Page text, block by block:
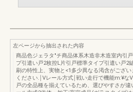
左ページから抽出された内容
商品色ジェラタ"チ商品体系木造非木造室内引
プ引遣い戸2枚控L片引戸標準タイプ引遣い戸2
刷の特性上、実物と<1多少異なる渇含がござ
ください.￨Vレール方式￨戦い走行で機能m:¥な
戸の全品種を揃えているため、選びやすさが違